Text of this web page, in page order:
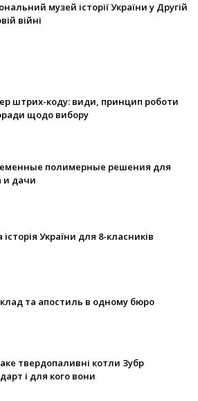
музей історії України у Другій
війні
штрих-коду: види, принцип роботи
щодо вибору
полимерные решения для
и дачи
України для 8-класників
та апостиль в одному бюро
твердопаливні котли Зубр
і для кого вони